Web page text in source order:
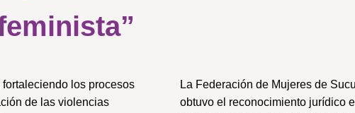
los procesos
de las violencias
La Federación de Mujeres de
obtuvo el reconocimiento jurídico